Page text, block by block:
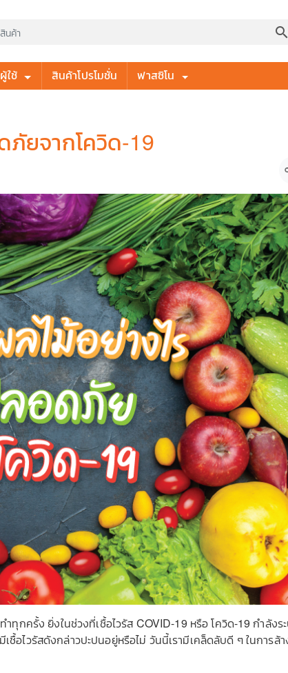
search
ใช้ สินค้าโปรโมชั่น ฟาสซิโน
ภัยจากโควิด-19
กครั้ง ยิ่งในช่วงที่เชื้อไวรัส COVID-19 หรือ โควิด-19 กำลังร
เชื้อไวรัสดังกล่าวปะปนอยู่หรือไม่ วันนี้เรามีเคล็ดลับดี ๆ ในการล้